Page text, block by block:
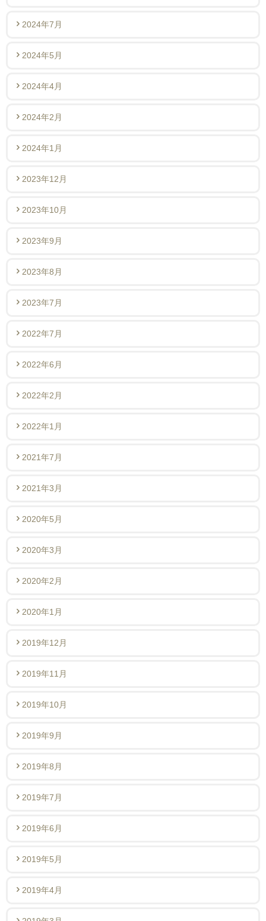
2024年7月
2024年5月
2024年4月
2024年2月
2024年1月
2023年12月
2023年10月
2023年9月
2023年8月
2023年7月
2022年7月
2022年6月
2022年2月
2022年1月
2021年7月
2021年3月
2020年5月
2020年3月
2020年2月
2020年1月
2019年12月
2019年11月
2019年10月
2019年9月
2019年8月
2019年7月
2019年6月
2019年5月
2019年4月